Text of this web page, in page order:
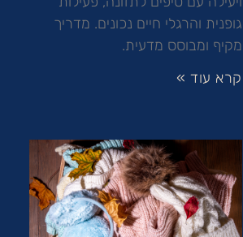
גופנית והרגלי חיים נכונים. מדריך
מקיף ומבוסס מדעית.
קרא עוד »